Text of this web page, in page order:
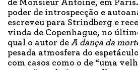
de Monsieur Antoine, em
poder de introspecção e
escreveu para Strindberg e
vinda de Copenhague, no
qual o autor de A dança da
pesada atmosfera do
com casos como o de “uma